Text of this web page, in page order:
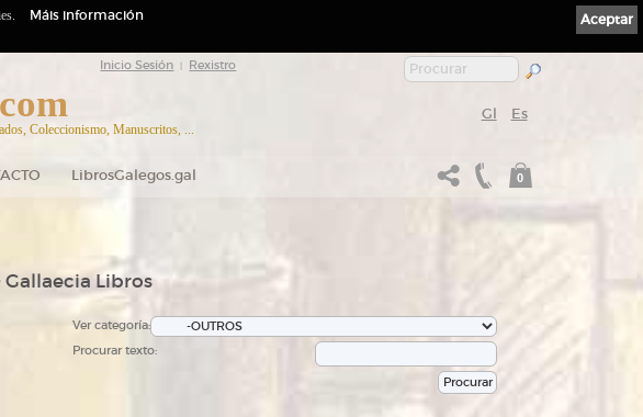
Inicio Sesión Rexistro
Coleccionismo, Manuscritos, ...
Gl Es
LibrosGalegos.gal 0
Gallaecia Libros
Ver categoría:
Procurar texto:
Aceptar
Máis información